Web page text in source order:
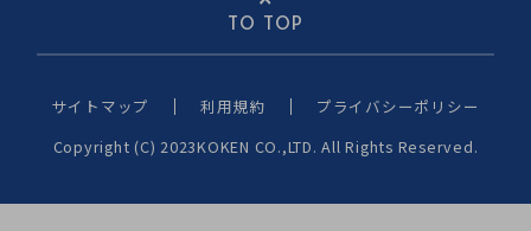
TO TOP
サイトマップ 利用規約
プライバシーポリシー
Copyright (C) 2023KOKEN CO.,LTD. All Rights Reserved.